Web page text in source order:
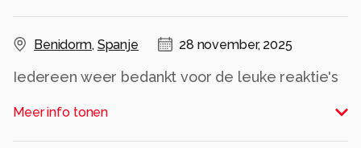
Benidorm, Spanje 28 november, 2025
Iedereen weer bedankt voor de leuke reaktie's
Meer info tonen